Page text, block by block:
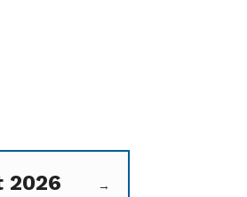
2026 →